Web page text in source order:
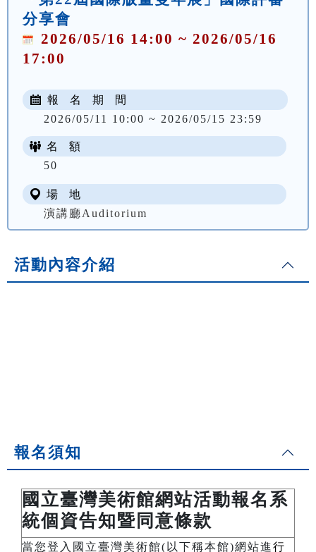
分享會
2026/05/16 14:00 ~ 2026/05/16
17:00
報 名 期 間
2026/05/11 10:00 ~ 2026/05/15 23:59
名 額
50
場 地
演講廳Auditorium
活動內容介紹
報名須知
國立臺灣美術館網站活動報名系
統個資告知暨同意條款
當您登入國立臺灣美術館(以下稱本館)網站進行